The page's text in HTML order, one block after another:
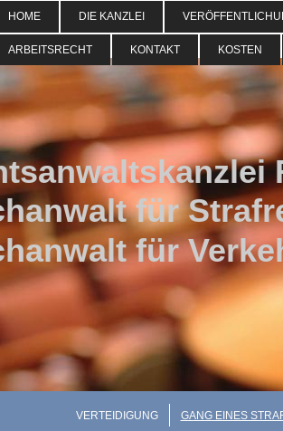
HOME DIE KANZLEI
ARBEITSRECHT KONTAKT KOSTEN
für
für
VERTEIDIGUNG GANG EINES